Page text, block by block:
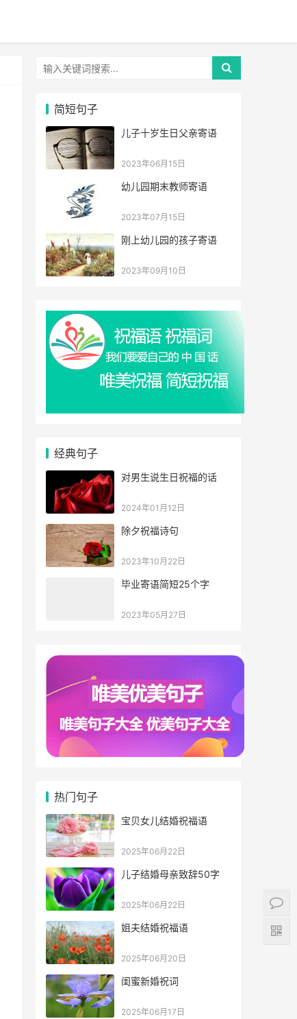
简短句子
儿子十岁生日父亲寄语
2023年06月15日
幼儿园期末教师寄语
2023年07月15日
刚上幼儿园的孩子寄语
2023年09月10日
经典句子
对男生说生日祝福的话
2024年01月12日
除夕祝福诗句
2023年10月22日
毕业寄语简短25个字
2023年05月27日
热门句子
宝贝女儿结婚祝福语
2025年06月22日
儿子结婚母亲致辞50字
2025年06月22日
姐夫结婚祝福语
2025年06月20日
闺蜜新婚祝词
2025年06月17日